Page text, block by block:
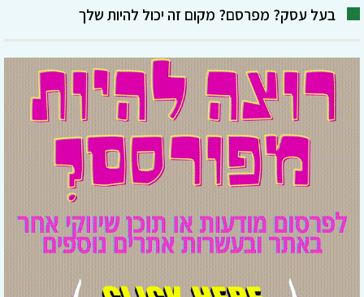
בעל עסק? מפרסם? מקום זה יכול להיות שלך